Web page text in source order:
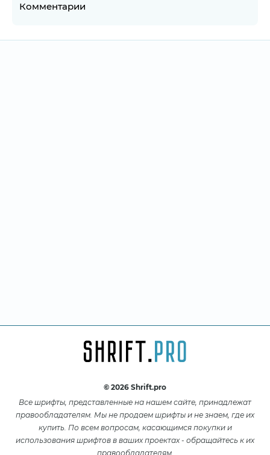
Комментарии
© 2026 Shrift.pro
Все шрифты, представленные на нашем сайте, принадлежат
правообладателям. Мы не продаем шрифты и не знаем, где их
купить. По всем вопросам, касающимся покупки и
использования шрифтов в ваших проектах - обращайтесь к их
правообладателям.